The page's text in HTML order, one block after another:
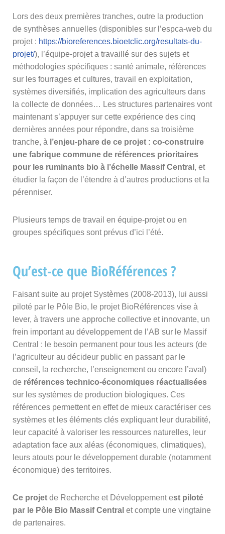
Lors des deux premières tranches, outre la production
de synthèses annuelles (disponibles sur l’espca-web du
projet : https://bioreferences.bioetclic.org/resultats-du-
projet/), l’équipe-projet a travaillé sur des sujets et
méthodologies spécifiques : santé animale, références
sur les fourrages et cultures, travail en exploitation,
systèmes diversifiés, implication des agriculteurs dans
la collecte de données… Les structures partenaires vont
maintenant s’appuyer sur cette expérience des cinq
dernières années pour répondre, dans sa troisième
tranche, à l’enjeu-phare de ce projet : co-construire
une fabrique commune de références prioritaires
pour les ruminants bio à l’échelle Massif Central , et
étudier la façon de l’étendre à d’autres productions et la
pérenniser.
Plusieurs temps de travail en équipe-projet ou en
groupes spécifiques sont prévus d’ici l’été.
Qu’est-ce que BioRéférences ?
Faisant suite au projet Systèmes (2008-2013), lui aussi
piloté par le Pôle Bio, le projet BioRéférences vise à
lever, à travers une approche collective et innovante, un
frein important au développement de l’AB sur le Massif
Central : le besoin permanent pour tous les acteurs (de
l’agriculteur au décideur public en passant par le
conseil, la recherche, l’enseignement ou encore l’aval)
de références technico-économiques réactualisées
sur les systèmes de production biologiques. Ces
références permettent en effet de mieux caractériser ces
systèmes et les éléments clés expliquant leur durabilité,
leur capacité à valoriser les ressources naturelles, leur
adaptation face aux aléas (économiques, climatiques),
leurs atouts pour le développement durable (notamment
économique) des territoires.
Ce projet de Recherche et Développement est piloté
par le Pôle Bio Massif Central et compte une vingtaine
de partenaires.